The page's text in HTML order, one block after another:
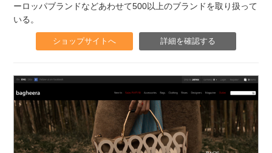
ーロッパブランドなどあわせて500以上のブランドを取り扱って
いる。
ショップサイトへ 詳細を確認する